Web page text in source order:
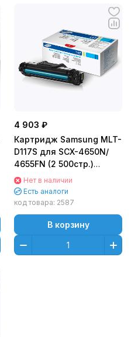
4 903 ₽
Картридж Samsung MLT-
D117S для SCX-4650N/
4655FN (2 500стр.)
Оригинальный
Нет в наличии
Есть аналоги
код товара: 2587
В корзину